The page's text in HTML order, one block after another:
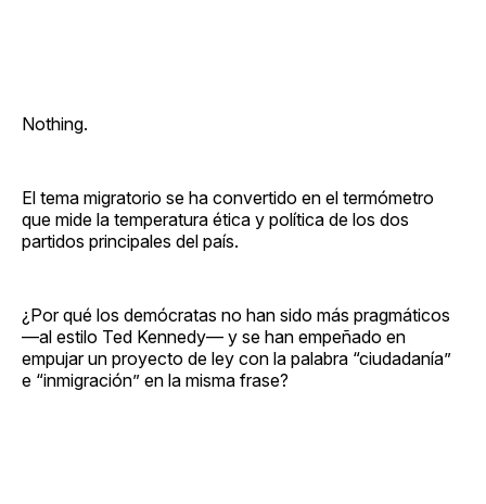
Nothing.
El tema migratorio se ha convertido en el termómetro
que mide la temperatura ética y política de los dos
partidos principales del país.
¿Por qué los demócratas no han sido más pragmáticos
—al estilo Ted Kennedy— y se han empeñado en
empujar un proyecto de ley con la palabra “ciudadanía”
e “inmigración” en la misma frase?